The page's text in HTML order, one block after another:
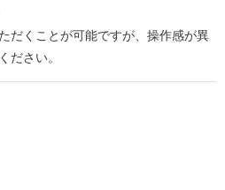
だくことが可能ですが、操作感が異
ださい。